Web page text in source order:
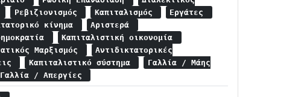
Ρεβιζιονισμός Καπιταλισμός
Εργάτες
κίνημα
Αριστερά
Καπιταλιστική οικονομία
Μαρξισμός
Αντιδικτατορικές
Καπιταλιστικό σύστημα
Γαλλία / Μάης
Γαλλία / Απεργίες